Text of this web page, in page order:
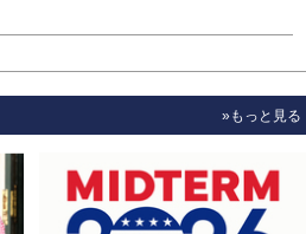
»もっと見る